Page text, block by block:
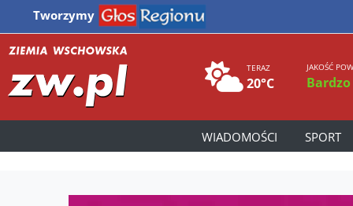
Tworzymy
TERAZ
20°C
JAKOŚĆ
WIADOMOŚCI SPORT